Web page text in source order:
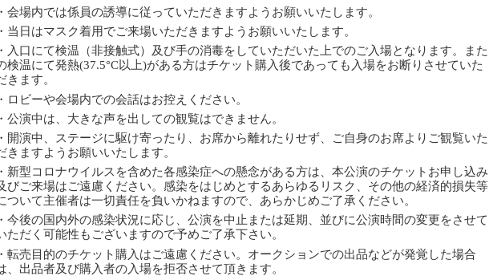
会場内では係員の誘導に従っていただきますようお願いいたします。
当日はマスク着用でご来場いただきますようお願いいたします。
入口にて検温（非接触式）及び手の消毒をしていただいた上でのご入場となります。また
検温にて発熱(37.5°C以上)がある方はチケット購入後であっても入場をお断りさせていた
きます。
ロビーや会場内での会話はお控えください。
公演中は、大きな声を出しての観覧はできません。
開演中、ステージに駆け寄ったり、お席から離れたりせず、ご自身のお席よりご観覧いた
きますようお願いいたします。
新型コロナウイルスを含めた各感染症への懸念がある方は、本公演のチケットお申し込み
びご来場はご遠慮ください。感染をはじめとするあらゆるリスク、その他の経済的損失等
ついて主催者は一切責任を負いかねますので、あらかじめご了承ください。
今後の国内外の感染状況に応じ、公演を中止または延期、並びに公演時間の変更をさせて
ただく可能性もございますので予めご了承下さい。
転売目的のチケット購入はご遠慮ください。オークションでの出品などが発覚した場合
、出品者及び購入者の入場を拒否させて頂きます。